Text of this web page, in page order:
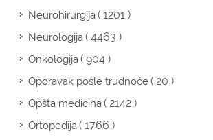
Neurohirurgija( 1201 )
Neurologija( 4463 )
Onkologija( 904 )
Oporavak posle trudnoće( 20 )
Opšta medicina( 2142 )
Ortopedija( 1766 )